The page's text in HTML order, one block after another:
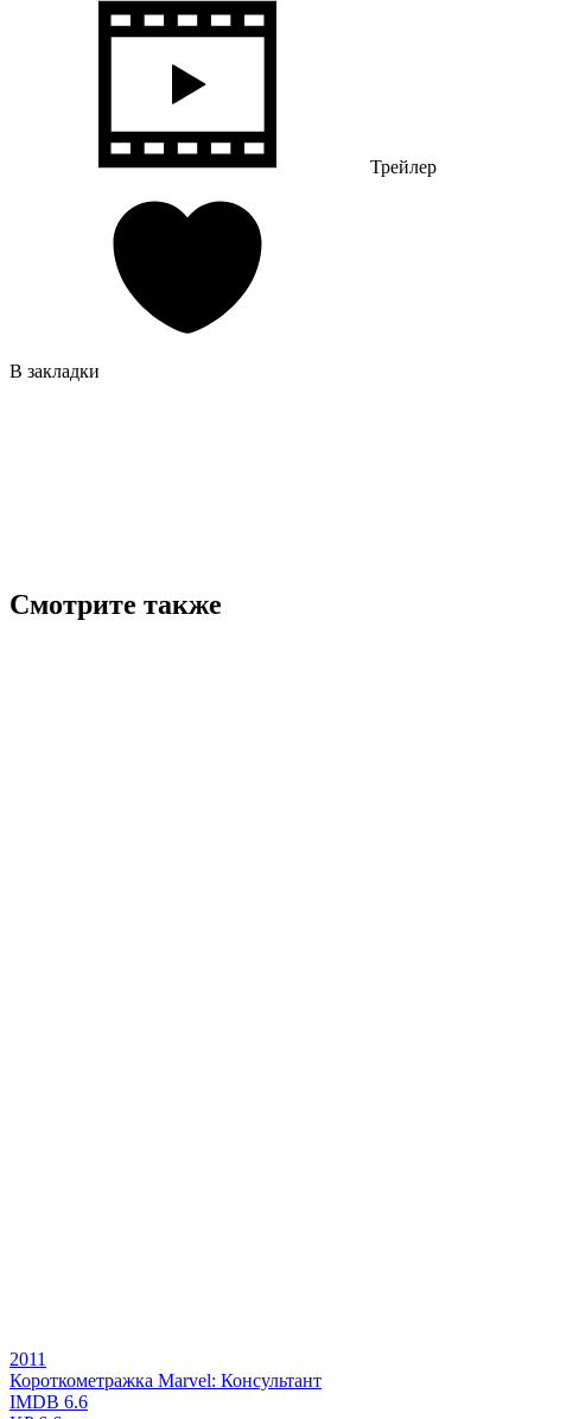
Трейлер
В закладки
Смотрите также
2011
Короткометражка Marvel: Консультант
IMDB 6.6